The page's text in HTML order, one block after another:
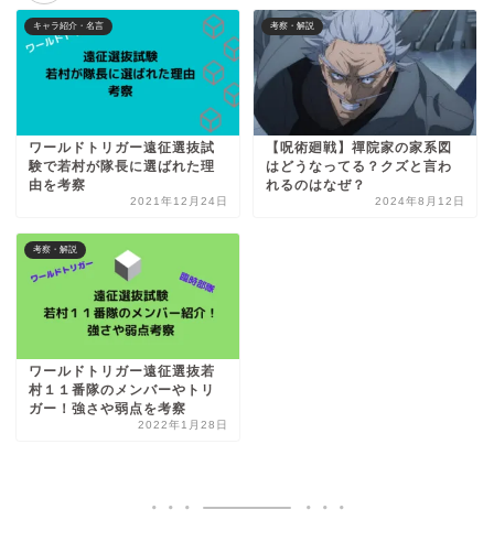
キャラ紹介・名言
ワールドトリガー遠征選抜試
験で若村が隊長に選ばれた理
由を考察
2021年12月24日
考察・解説
【呪術廻戦】禪院家の家系図
はどうなってる？クズと言わ
れるのはなぜ？
2024年8月12日
考察・解説
ワールドトリガー遠征選抜若
村１１番隊のメンバーやトリ
ガー！強さや弱点を考察
2022年1月28日